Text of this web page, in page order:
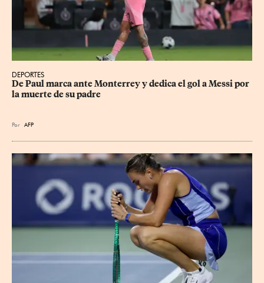
DEPORTES
De Paul marca ante Monterrey y dedica el gol a Messi por
la muerte de su padre
Por AFP